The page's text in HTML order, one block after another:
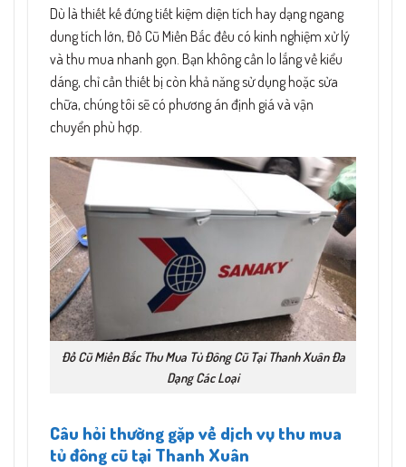
Dù là thiết kế đứng tiết kiệm diện tích hay dạng ngang
dung tích lớn, Đồ Cũ Miền Bắc đều có kinh nghiệm xử lý
và thu mua nhanh gọn. Bạn không cần lo lắng về kiểu
dáng, chỉ cần thiết bị còn khả năng sử dụng hoặc sửa
chữa, chúng tôi sẽ có phương án định giá và vận
chuyển phù hợp.
Đồ Cũ Miền Bắc Thu Mua Tủ Đông Cũ Tại Thanh Xuân Đa
Dạng Các Loại
Câu hỏi thường gặp về dịch vụ thu mua
tủ đông cũ tại Thanh Xuân